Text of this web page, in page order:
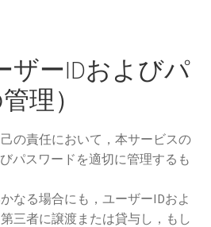
ザーIDおよびパ
理）
の責任において，本サービスの
パスワードを適切に管理するも
なる場合にも，ユーザーIDおよ
三者に譲渡または貸与し，もし